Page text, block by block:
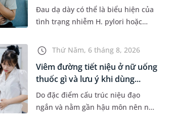
Đau dạ dày có thể là biểu hiện của
tình trạng nhiễm H. pylori hoặc
Dựa theo nguyên nhân cụ thể, bác
sĩ sẽ cân nhắc chỉ định p...
Thứ Năm, 6 tháng 8, 2026
Viêm đường tiết niệu ở nữ uống
thuốc gì và lưu ý khi dùng...
Do đặc điểm cấu trúc niệu đạo
ngắn và nằm gần hậu môn nên nữ